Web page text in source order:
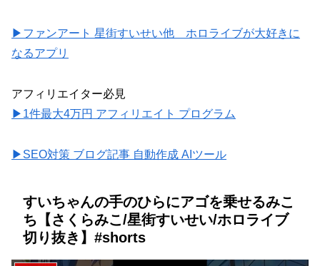
▶ファンアート 星街すいせい他 ホロライブが大好きに
なるアプリ
アフィリエイター必見
▶1件最大4万円 アフィリエイト プログラム
▶SEO対策 ブログ記事 自動作成 AIツール
すいちゃんの手のひらにアゴを乗せるみこ
ち【さくらみこ/星街すいせい/ホロライブ
切り抜き】#shorts